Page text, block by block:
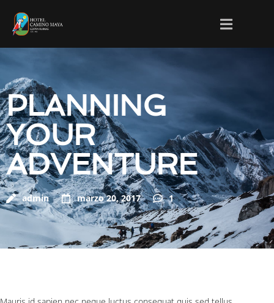
PLANNING
YOUR
ADVENTURE
admin marzo 20, 2017 1